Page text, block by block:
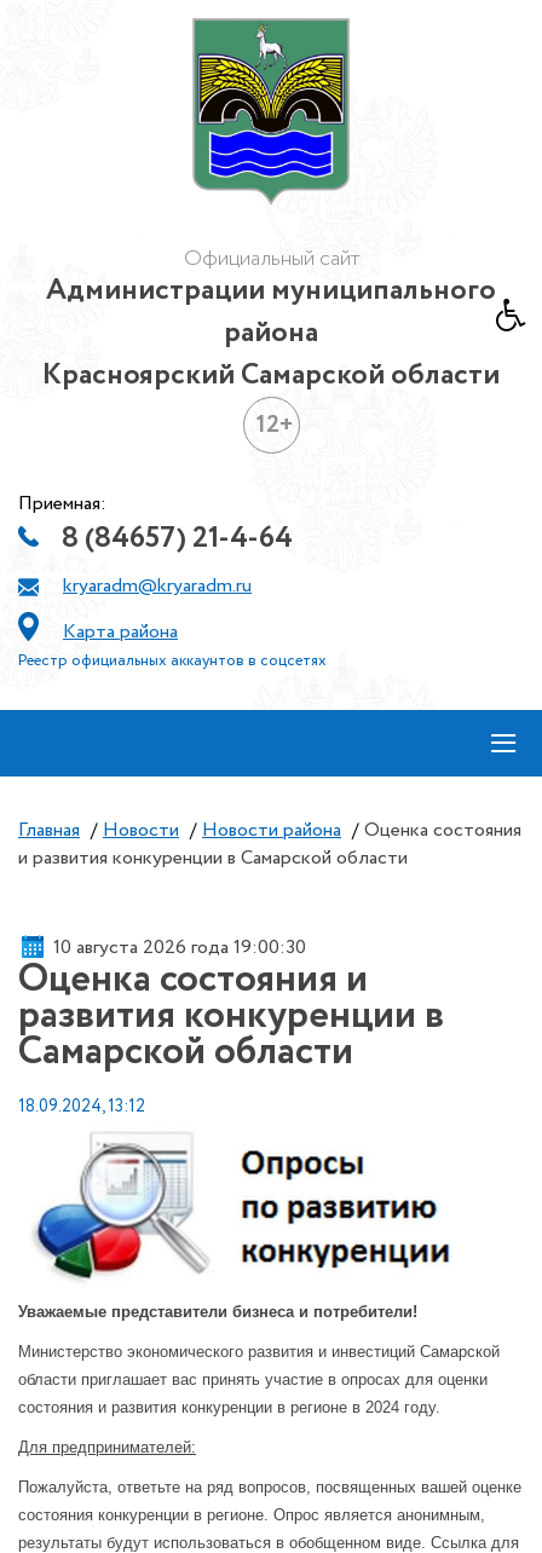
Официальный сайт
Администрации муниципального
района
Красноярский Самарской области
12+
Приемная:
8 (84657) 21-4-64
kryaradm@kryaradm.ru
Карта района
Реестр официальных аккаунтов в соцсетях
≡
Главная / Новости / Новости района / Оценка состояния
и развития конкуренции в Самарской области
10 августа 2026 года 19:00:30
Оценка состояния и
развития конкуренции в
Самарской области
18.09.2024, 13:12
Уважаемые представители бизнеса и потребители!
Министерство экономического развития и инвестиций Самарской
области приглашает вас принять участие в опросах для оценки
состояния и развития конкуренции в регионе в 2024 году.
Для предпринимателей:
Пожалуйста, ответьте на ряд вопросов, посвященных вашей оценке
состояния конкуренции в регионе. Опрос является анонимным,
результаты будут использоваться в обобщенном виде. Ссылка для